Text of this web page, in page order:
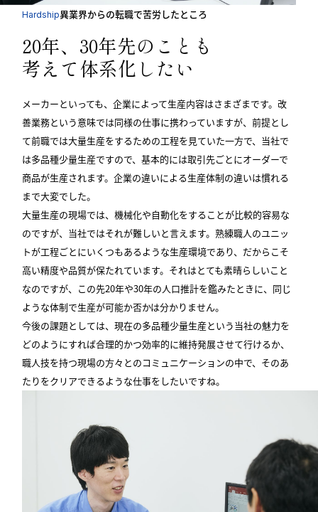
Hardship異業界からの転職で苦労したところ
20年、30年先のことも
考えて体系化したい
メーカーといっても、企業によって生産内容はさまざまです。改
善業務という意味では同様の仕事に携わっていますが、前提とし
て前職では大量生産をするための工程を見ていた一方で、当社で
は多品種少量生産ですので、基本的には取引先ごとにオーダーで
商品が生産されます。企業の違いによる生産体制の違いは慣れる
まで大変でした。
大量生産の現場では、機械化や自動化をすることが比較的容易な
のですが、当社ではそれが難しいと言えます。熟練職人のユニッ
トが工程ごとにいくつもあるような生産環境であり、だからこそ
高い精度や品質が保たれています。それはとても素晴らしいこと
なのですが、この先20年や30年の人口推計を鑑みたときに、同じ
ような体制で生産が可能か否かは分かりません。
今後の課題としては、現在の多品種少量生産という当社の魅力を
どのようにすれば合理的かつ効率的に維持発展させて行けるか、
職人技を持つ現場の方々とのコミュニケーションの中で、そのあ
たりをクリアできるような仕事をしたいですね。